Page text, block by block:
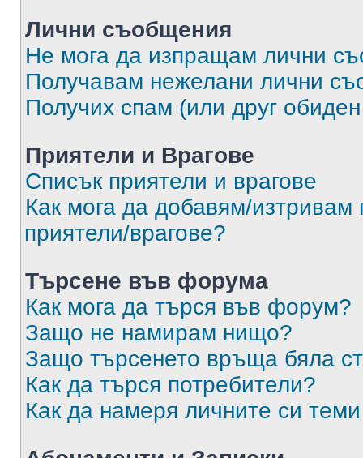
Лични съобщения
Не мога да изпращам лични
Получавам нежелани лични
Получих спам (или друг
Приятели и Врагове
Списък приятели и врагове
Как мога да добавям/изтривам
приятели/врагове?
Търсене във форума
Как мога да търся във форум?
Защо не намирам нищо?
Защо търсенето връща бяла
Как да търся потребители?
Как да намеря личните си